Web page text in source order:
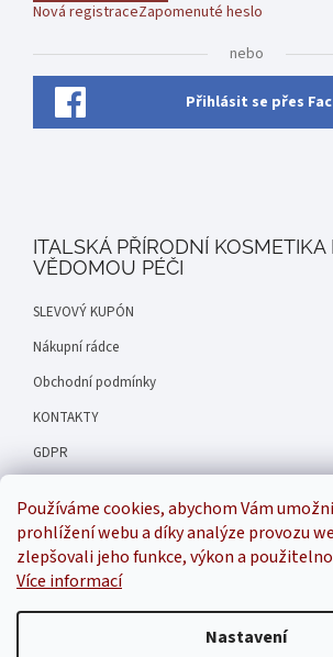
Používáme cookies, abychom Vám
prohlížení webu a díky analýze provozu
zlepšovali jeho funkce, výkon a
Více informací
Nastavení
Nová registraceZapomenuté heslo
nebo
Přihlásit se přes
ITALSKÁ PŘÍRODNÍ KOSMETIKA
VĚDOMOU PÉČI
SLEVOVÝ KUPÓN
Nákupní rádce
Obchodní podmínky
KONTAKTY
GDPR
Náš příběh
Inspirala